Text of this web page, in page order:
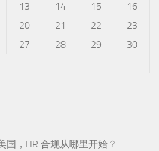
13 14 15
16
20 21 22
23
27 28 29
30
国，HR 合规从哪里开始？